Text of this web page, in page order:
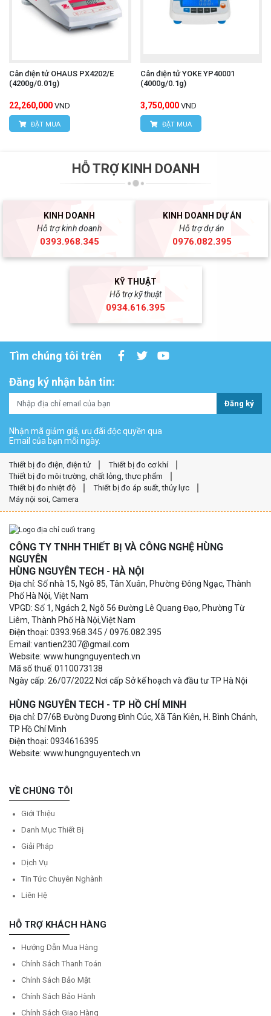
Cân điện tử OHAUS PX4202/E
(4200g/0.01g)
22,260,000 VND
ĐẶT MUA
Cân điện tử YOKE YP40001
(4000g/0.1g)
3,750,000 VND
ĐẶT MUA
HỖ TRỢ KINH DOANH
KINH DOANH
Hỗ trợ kinh doanh
0393.968.345
KINH DOANH DỰ ÁN
Hỗ trợ dự án
0976.082.395
KỸ THUẬT
Hỗ trợ kỹ thuật
0934.616.395
Tìm chúng tôi trên
Đăng ký nhận bản tin:
Đăng ký
Nhận mã giảm giá, ưu đãi độc quyền qua
Email của bạn mỗi ngày.
Thiết bị đo điện, điện tử
Thiết bị đo cơ khí
Thiết bị đo môi trường, chất lỏng, thực phẩm
Thiết bị đo nhiệt độ
Thiết bị đo áp suất, thủy lực
Máy nội soi, Camera
CÔNG TY TNHH THIẾT BỊ VÀ CÔNG NGHỆ HÙNG
NGUYÊN
HÙNG NGUYÊN TECH - HÀ NỘI
Địa chỉ: Số nhà 15, Ngõ 85, Tân Xuân, Phường Đông Ngạc, Thành
Phố Hà Nội, Việt Nam
VPGD: Số 1, Ngách 2, Ngõ 56 Đường Lê Quang Đạo, Phường Từ
Liêm, Thành Phố Hà Nội,Việt Nam
Điện thoại: 0393.968.345 / 0976.082.395
Email: vantien2307@gmail.com
Website: www.hungnguyentech.vn
Mã số thuế: 0110073138
Ngày cấp: 26/07/2022 Nơi cấp Sở kế hoạch và đầu tư TP Hà Nội
HÙNG NGUYÊN TECH - TP HỒ CHÍ MINH
Địa chỉ: D7/6B Đường Dương Đình Cúc, Xã Tân Kiên, H. Bình Chánh,
TP Hồ Chí Minh
Điện thoại: 0934616395
Website: www.hungnguyentech.vn
VỀ CHÚNG TÔI
Giới Thiệu
Danh Mục Thiết Bị
Giải Pháp
Dịch Vụ
Tin Tức Chuyên Nghành
Liên Hệ
HỖ TRỢ KHÁCH HÀNG
Hướng Dẫn Mua Hàng
Chính Sách Thanh Toán
Chính Sách Bảo Mật
Chính Sách Bảo Hành
Chính Sách Giao Hàng